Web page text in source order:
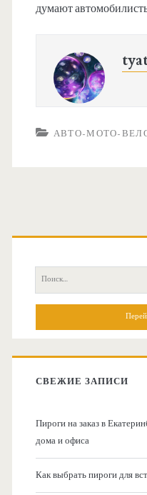
думают
АВТО-МОТО-
О
П
о
:
СВЕЖИЕ ЗАПИСИ
Пироги на заказ в
дома и офиса
Как выбрать пироги для